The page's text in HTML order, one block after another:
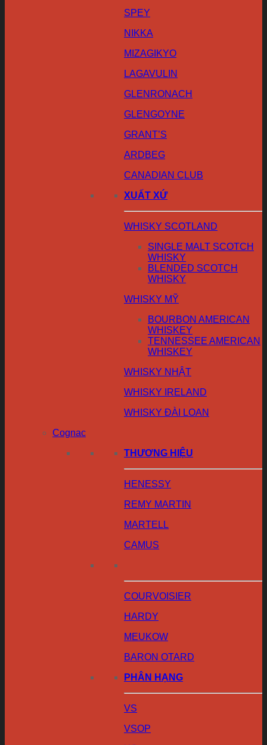
SPEY
NIKKA
MIZAGIKYO
LAGAVULIN
GLENRONACH
GLENGOYNE
GRANT’S
ARDBEG
CANADIAN CLUB
XUẤT XỨ
WHISKY SCOTLAND
SINGLE MALT SCOTCH
WHISKY
BLENDED SCOTCH
WHISKY
WHISKY MỸ
BOURBON AMERICAN
WHISKEY
TENNESSEE AMERICAN
WHISKEY
WHISKY NHẬT
WHISKY IRELAND
WHISKY ĐÀI LOAN
Cognac
THƯƠNG HIỆU
HENESSY
REMY MARTIN
MARTELL
CAMUS
COURVOISIER
HARDY
MEUKOW
BARON OTARD
PHÂN HẠNG
VS
VSOP